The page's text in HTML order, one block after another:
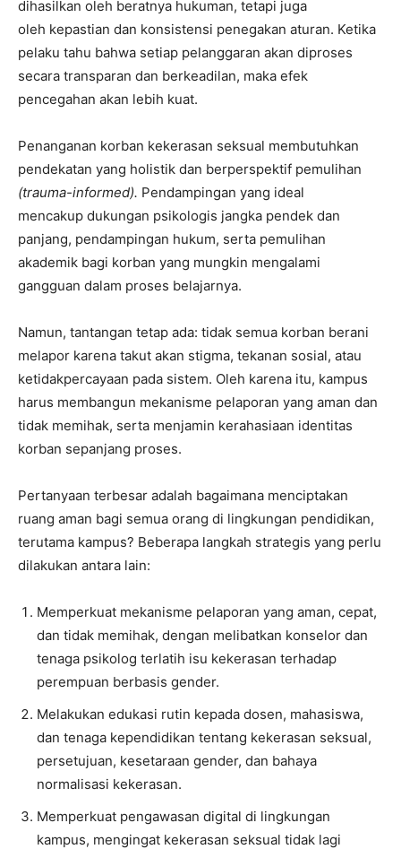
dihasilkan oleh beratnya hukuman, tetapi juga
oleh kepastian dan konsistensi penegakan aturan. Ketika
pelaku tahu bahwa setiap pelanggaran akan diproses
secara transparan dan berkeadilan, maka efek
pencegahan akan lebih kuat.
Penanganan korban kekerasan seksual membutuhkan
pendekatan yang holistik dan berperspektif pemulihan
(trauma-informed). Pendampingan yang ideal
mencakup dukungan psikologis jangka pendek dan
panjang, pendampingan hukum, serta pemulihan
akademik bagi korban yang mungkin mengalami
gangguan dalam proses belajarnya.
Namun, tantangan tetap ada: tidak semua korban berani
melapor karena takut akan stigma, tekanan sosial, atau
ketidakpercayaan pada sistem. Oleh karena itu, kampus
harus membangun mekanisme pelaporan yang aman dan
tidak memihak, serta menjamin kerahasiaan identitas
korban sepanjang proses.
Pertanyaan terbesar adalah bagaimana menciptakan
ruang aman bagi semua orang di lingkungan pendidikan,
terutama kampus? Beberapa langkah strategis yang perlu
dilakukan antara lain:
Memperkuat mekanisme pelaporan yang aman, cepat,
dan tidak memihak, dengan melibatkan konselor dan
tenaga psikolog terlatih isu kekerasan terhadap
perempuan berbasis gender.
Melakukan edukasi rutin kepada dosen, mahasiswa,
dan tenaga kependidikan tentang kekerasan seksual,
persetujuan, kesetaraan gender, dan bahaya
normalisasi kekerasan.
Memperkuat pengawasan digital di lingkungan
kampus, mengingat kekerasan seksual tidak lagi